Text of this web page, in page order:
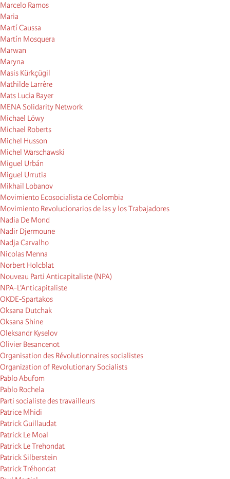
Marcelo Ramos
Maria
Martí Caussa
Martín Mosquera
Marwan
Maryna
Masis Kürkçügil
Mathilde Larrère
Mats Lucia Bayer
MENA Solidarity Network
Michael Löwy
Michael Roberts
Michel Husson
Michel Warschawski
Miguel Urbán
Miguel Urrutia
Mikhail Lobanov
Movimiento Ecosocialista de Colombia
Movimiento Revolucionarios de las y los Trabajadores
Nadia De Mond
Nadir Djermoune
Nadja Carvalho
Nicolas Menna
Norbert Holcblat
Nouveau Parti Anticapitaliste (NPA)
NPA-L'Anticapitaliste
OKDE-Spartakos
Oksana Dutchak
Oksana Shine
Oleksandr Kyselov
Olivier Besancenot
Organisation des Révolutionnaires socialistes
Organization of Revolutionary Socialists
Pablo Abufom
Pablo Rochela
Parti socialiste des travailleurs
Patrice Mhidi
Patrick Guillaudat
Patrick Le Moal
Patrick Le Trehondat
Patrick Silberstein
Patrick Tréhondat